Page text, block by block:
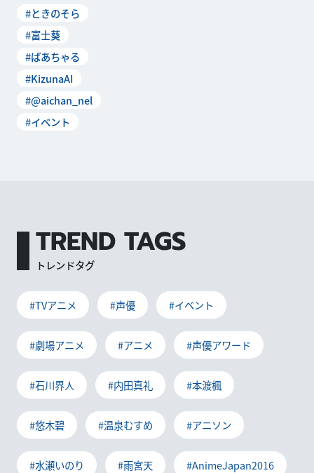
#ときのそら
#富士葵
#ばあちゃる
#KizunaAI
#@aichan_nel
#イベント
TREND TAGS
トレンドタグ
#TVアニメ #声優 #イベント
#劇場アニメ #アニメ #声優アワード
#石川界人 #内田真礼 #本渡楓
#悠木碧 #温泉むすめ #アニソン
#水瀬いのり #雨宮天 #AnimeJapan2016